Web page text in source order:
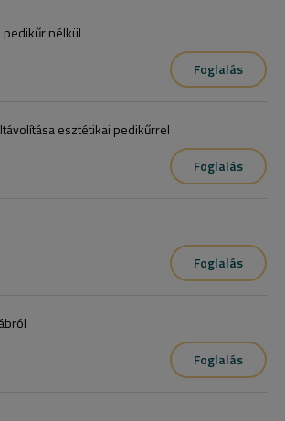
pedikűr nélkül
Foglalás
esztétikai pedikűrrel
Foglalás
Foglalás
Foglalás